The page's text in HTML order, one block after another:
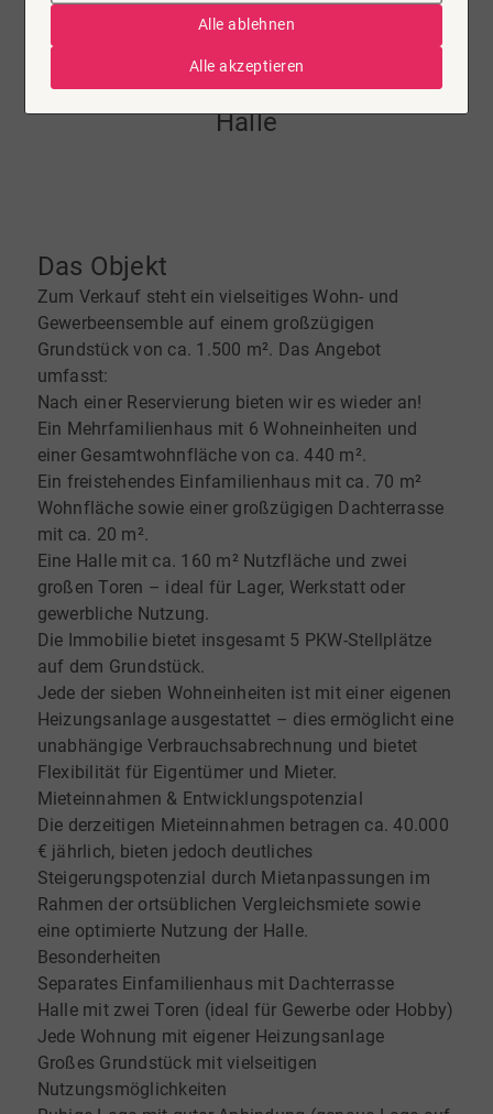
Zinshaus / Renditeobjekt zu
kaufen in Celle
7 Wohnungen, 2 Häuser plus kleine
Halle
Das Objekt
Zum Verkauf steht ein vielseitiges Wohn- und
Gewerbeensemble auf einem großzügigen
Grundstück von ca. 1.500 m². Das Angebot
umfasst:
Nach einer Reservierung bieten wir es wieder an!
Ein Mehrfamilienhaus mit 6 Wohneinheiten und
einer Gesamtwohnfläche von ca. 440 m².
Ein freistehendes Einfamilienhaus mit ca. 70 m²
Wohnfläche sowie einer großzügigen Dachterrasse
mit ca. 20 m².
Eine Halle mit ca. 160 m² Nutzfläche und zwei
großen Toren – ideal für Lager, Werkstatt oder
gewerbliche Nutzung.
Die Immobilie bietet insgesamt 5 PKW-Stellplätze
auf dem Grundstück.
Jede der sieben Wohneinheiten ist mit einer eigenen
Heizungsanlage ausgestattet – dies ermöglicht eine
unabhängige Verbrauchsabrechnung und bietet
Flexibilität für Eigentümer und Mieter.
Mieteinnahmen & Entwicklungspotenzial
Die derzeitigen Mieteinnahmen betragen ca. 40.000
€ jährlich, bieten jedoch deutliches
Steigerungspotenzial durch Mietanpassungen im
Rahmen der ortsüblichen Vergleichsmiete sowie
eine optimierte Nutzung der Halle.
Besonderheiten
Separates Einfamilienhaus mit Dachterrasse
Halle mit zwei Toren (ideal für Gewerbe oder Hobby)
Jede Wohnung mit eigener Heizungsanlage
Großes Grundstück mit vielseitigen
Nutzungsmöglichkeiten
Alle ablehnen
Alle akzeptieren